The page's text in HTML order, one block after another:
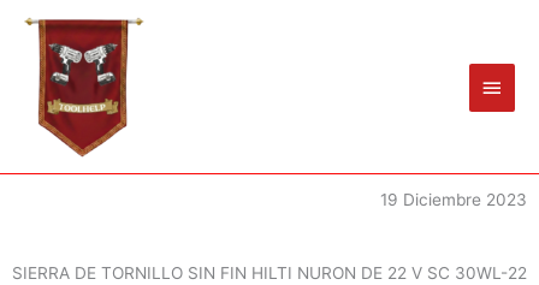
contenido
19 Diciembre 2023
SIERRA DE TORNILLO SIN FIN HILTI NURON DE 22 V SC 30WL-22